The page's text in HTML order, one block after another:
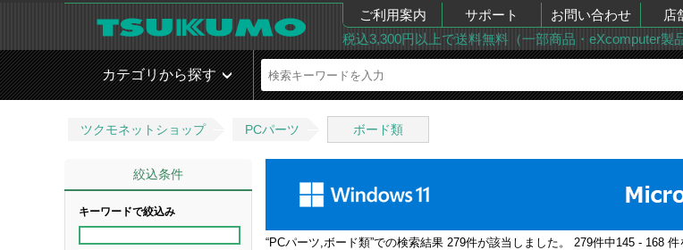
ご利用案内 サポート お問い合わせ 店
税込3,300円以上で送料無料（一部商品・eXcomputer製
カテゴリから探す
ツクモネットショップ PCパーツ ボード類
絞込条件
キーワードで絞込み
“PCパーツ,ボード類”での検索結果 279件が該当しました。 279件中145 - 168 件